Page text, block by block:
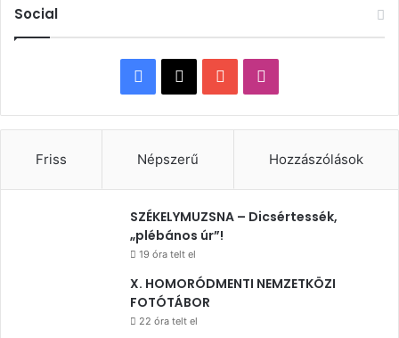
Social
Facebook
X YouTube
Friss Népszerű Hozzászólások
SZÉKELYMUZSNA – Dicsértessék,
„plébános úr”!
19 óra telt el
X. HOMORÓDMENTI NEMZETKÖZI
FOTÓTÁBOR
22 óra telt el